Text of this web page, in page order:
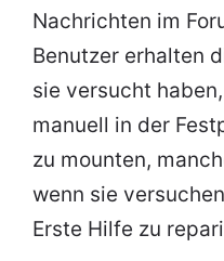
Nachrichten im
Benutzer erhalten
sie versucht
manuell in der
zu mounten,
wenn sie
Erste Hilfe zu